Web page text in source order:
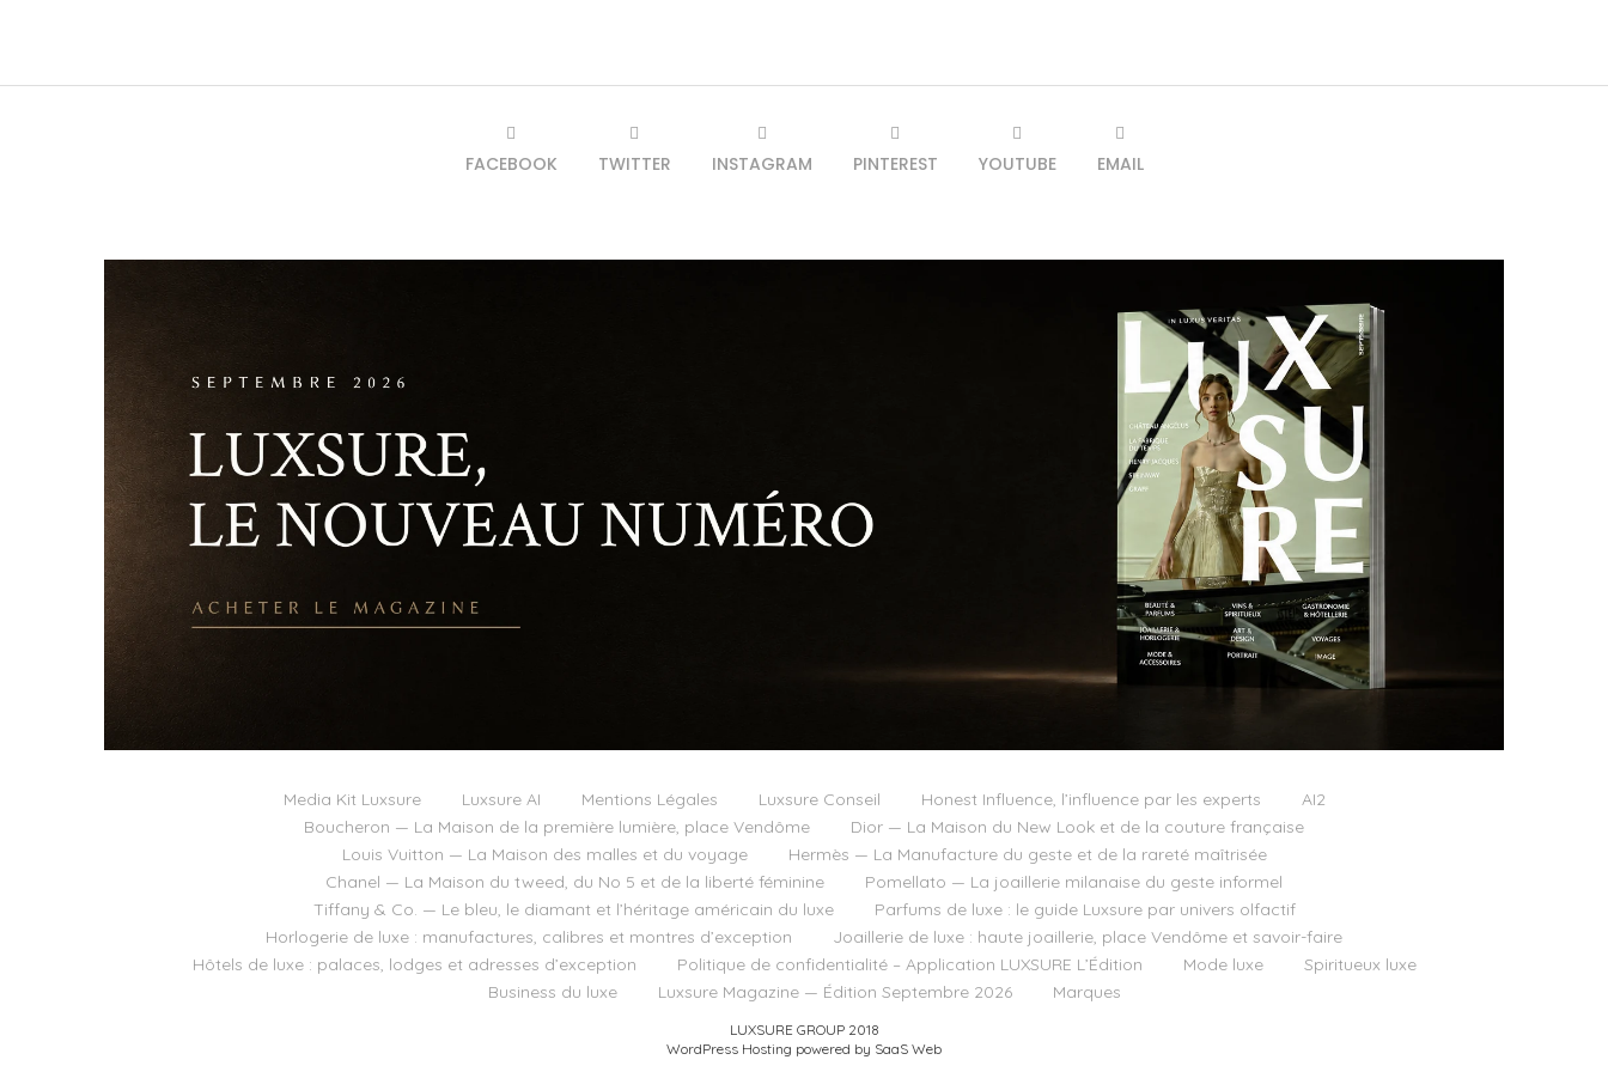
FACEBOOK TWITTER INSTAGRAM PINTEREST YOUTUBE EMAIL
Media Kit Luxsure Luxsure AI Mentions Légales Luxsure Conseil Honest Influence, l’influence par les experts
AI2
Boucheron — La Maison de la première lumière, place Vendôme
Dior — La Maison du New Look et de la couture française
Louis Vuitton — La Maison des malles et du voyage
Hermès — La Manufacture du geste et de la rareté maîtrisée
Chanel — La Maison du tweed, du No 5 et de la liberté féminine
Pomellato — La joaillerie milanaise du geste informel
Tiffany & Co. — Le bleu, le diamant et l’héritage américain du luxe
Parfums de luxe : le guide Luxsure par univers olfactif
Horlogerie de luxe : manufactures, calibres et montres d’exception
Joaillerie de luxe : haute joaillerie, place Vendôme et savoir-faire
Hôtels de luxe : palaces, lodges et adresses d’exception
Politique de confidentialité – Application LUXSURE L’Édition Mode luxe
Spiritueux luxe
Business du luxe
Luxsure Magazine — Édition Septembre 2026 Marques
LUXSURE GROUP 2018
WordPress Hosting powered by SaaS Web